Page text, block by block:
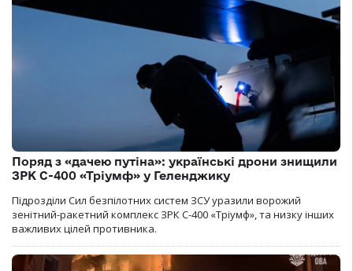
Поряд з «дачею путіна»: українські дрони знищили
ЗРК С-400 «Тріумф» у Геленджику
Підрозділи Сил безпілотних систем ЗСУ уразили ворожий
зенітний-ракетний комплекс ЗРК С-400 «Тріумф», та низку інших
важливих цілей противника.